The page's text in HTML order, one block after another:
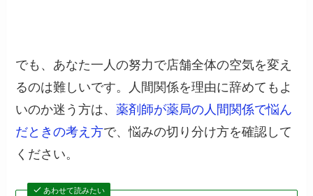
でも、あなた一人の努力で店舗全体の空気を変え
るのは難しいです。人間関係を理由に辞めてもよ
いのか迷う方は、薬剤師が薬局の人間関係で悩ん
だときの考え方で、悩みの切り分け方を確認して
ください。
あわせて読みたい